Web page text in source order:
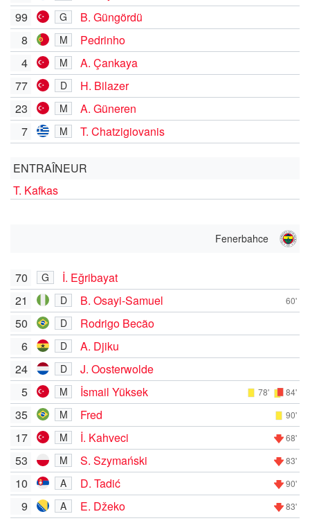
99 G
B. Güngördü
8
M
Pedrinho
4
M
A. Çankaya
77
D
H. Bilazer
23
M
A. Güneren
7
M T. Chatzigiovanis
ENTRAÎNEUR
T. Kafkas
Fenerbahce
70 G
İ. Eğribayat
21
D B. Osayi-Samuel 60'
50 D
Rodrigo Becão
6
D
A. Djiku
24
D
J. Oosterwolde
5
M İsmail Yüksek 78' 84'
35 M Fred 90'
17 M İ. Kahveci 68'
53 M S. Szymański 83'
10 A D. Tadić 90'
9 A E. Džeko 83'